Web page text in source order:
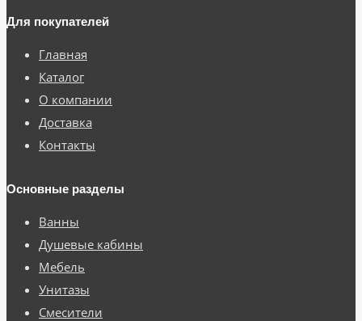
Для покупателей
Главная
Каталог
О компании
Доставка
Контакты
Основные разделы
Ванны
Душевые кабины
Мебель
Унитазы
Смесители